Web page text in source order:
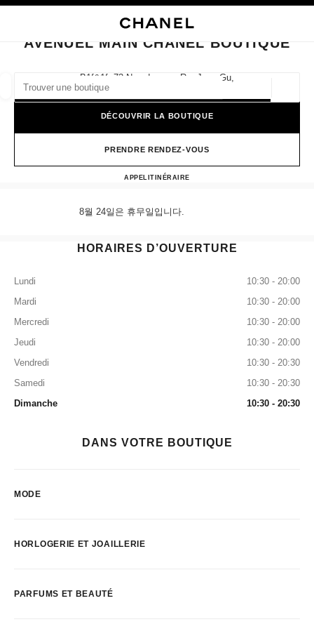
Les suggestions sont affichées sous cette barre de recherche
0 Suggestions disponibles
FERMER LA FICHE BOUTIQUE AVENUEL MAIN CHANEL BOUTIQUE
AVENUEL MAIN CHANEL BOUTIQUE
B1f&1f, 73 Namdaemun-Ro, Jung-Gu,
DÉCOUVRIR LA BOUTIQUE
PRENDRE RENDEZ-VOUS
APPEL+82 80 805 9628
ITINÉRAIREAvenuel Main CHANEL
8월 24일은 휴무일입니다.
HORAIRES D’OUVERTURE
Lundi
10:30 - 20:00
Mardi
10:30 - 20:00
Mercredi
10:30 - 20:00
Jeudi
10:30 - 20:00
Vendredi
10:30 - 20:30
Samedi
10:30 - 20:30
Dimanche
10:30 - 20:30
DANS VOTRE BOUTIQUE
MODE
HORLOGERIE ET JOAILLERIE
PARFUMS ET BEAUTÉ
filtrer les résultats par :LUNETTES HORLOGERIE ET JOAILLERIE